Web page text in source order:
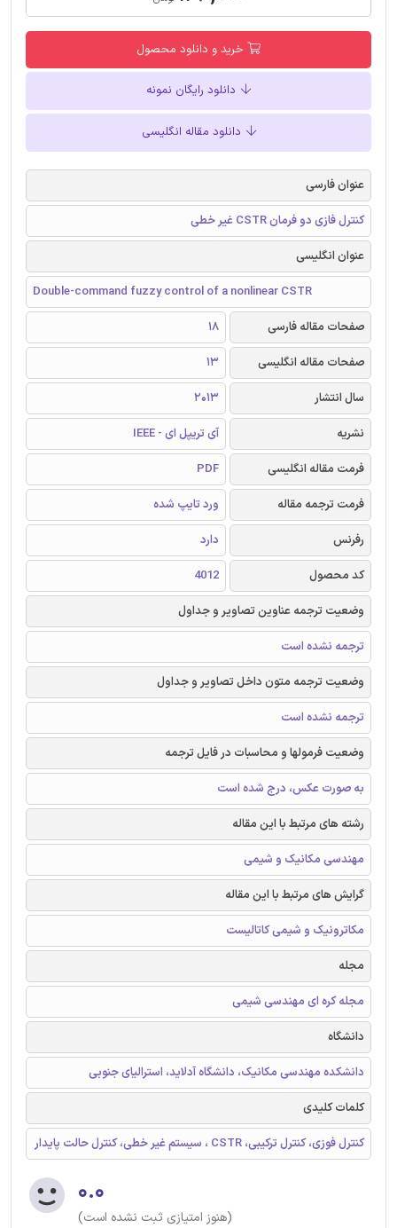
خرید و دانلود محصول
دانلود رایگان نمونه
دانلود مقاله انگلیسی
عنوان فارسی
کنترل فازی دو فرمان CSTR غیر خطی
عنوان انگلیسی
Double-command fuzzy control of a nonlinear CSTR
صفحات مقاله فارسی
18
صفحات مقاله انگلیسی
13
سال انتشار
2013
نشریه
آی تریپل ای - IEEE
فرمت مقاله انگلیسی
PDF
فرمت ترجمه مقاله
ورد تایپ شده
رفرنس
دارد
کد محصول
4012
وضعیت ترجمه عناوین تصاویر و جداول
ترجمه نشده است
وضعیت ترجمه متون داخل تصاویر و جداول
ترجمه نشده است
وضعیت فرمولها و محاسبات در فایل ترجمه
به صورت عکس، درج شده است
رشته های مرتبط با این مقاله
مهندسی مکانیک و شیمی
گرایش های مرتبط با این مقاله
مکاترونیک و شیمی کاتالیست
مجله
مجله کره ای مهندسی شیمی
دانشگاه
دانشکده مهندسی مکانیک، دانشگاه آدلاید، استرالیای جنوبی
کلمات کلیدی
کنترل فوزی، کنترل ترکیبی، CSTR ، سیستم غیر خطی، کنترل حالت پایدار
۰.۰
(هنوز امتیازی ثبت نشده است)